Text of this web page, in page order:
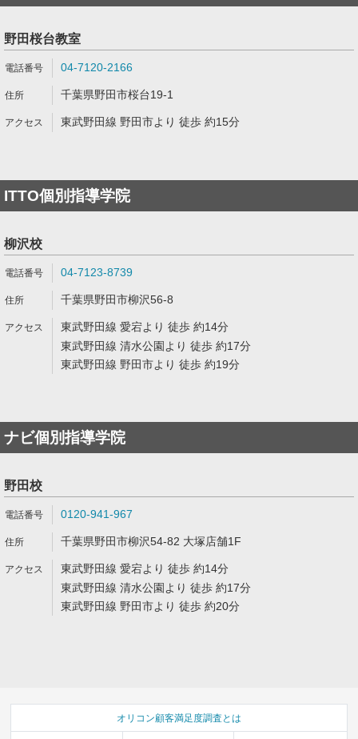
野田桜台教室
04-7120-2166
千葉県野田市桜台19-1
東武野田線 野田市より 徒歩 約15分
ITTO個別指導学院
柳沢校
04-7123-8739
千葉県野田市柳沢56-8
東武野田線 愛宕より 徒歩 約14分
東武野田線 清水公園より 徒歩 約17分
東武野田線 野田市より 徒歩 約19分
ナビ個別指導学院
野田校
0120-941-967
千葉県野田市柳沢54-82 大塚店舗1F
東武野田線 愛宕より 徒歩 約14分
東武野田線 清水公園より 徒歩 約17分
東武野田線 野田市より 徒歩 約20分
オリコン顧客満足度調査とは